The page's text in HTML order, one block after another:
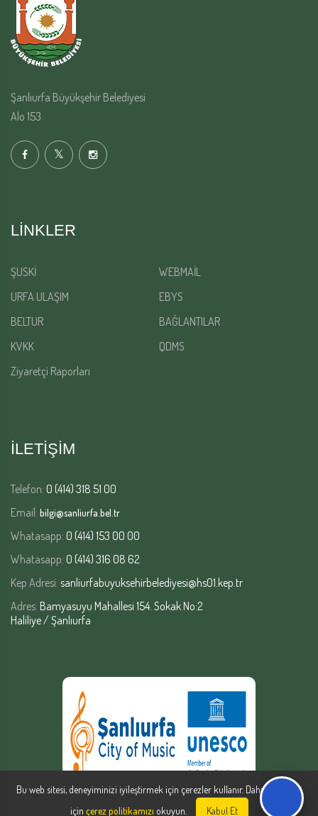
Şanlıurfa Büyükşehir Belediyesi
Alo 153
LINKLER
ŞUSKİ
WEBMAİL
URFA ULAŞIM
EBYS
BELTUR
BAĞLANTILAR
KVKK
QDMS
Ziyaretçi Raporları
İLETİŞİM
Telefon: 0 (414) 318 51 00
Email: bilgi@sanliurfa.bel.tr
Whatasapp: 0 (414) 153 00 00
Whatasapp: 0 (414) 316 08 62
Kep Adresi: sanliurfabuyuksehirbelediyesi@hs01.kep.tr
Adres: Bamyasuyu Mahallesi 154. Sokak No:2
Haliliye / Şanlıurfa
Bu web sitesi, deneyiminizi iyileştirmek için çerezler kullanır. Daha fazla bilgi
için çerez politikamızı okuyun. Kabul Et